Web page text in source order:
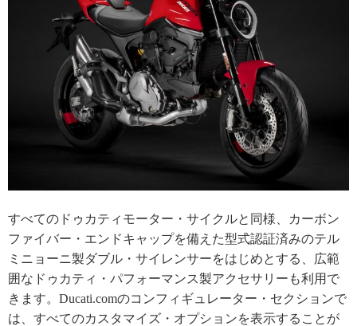
すべてのドゥカティモーター・サイクルと同様、カーボン
ファイバー・エンドキャップを備えた型式認証済みのテル
ミニョーニ製ダブル・サイレンサーをはじめとする、広範
囲なドゥカティ・パフォーマンス製アクセサリーも利用で
きます。Ducati.comのコンフィギュレーター・セクションで
は、すべてのカスタマイズ・オプションを表示することが